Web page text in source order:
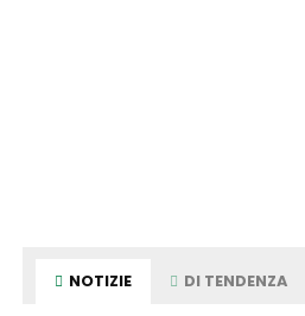
NOTIZIE DI TENDENZA